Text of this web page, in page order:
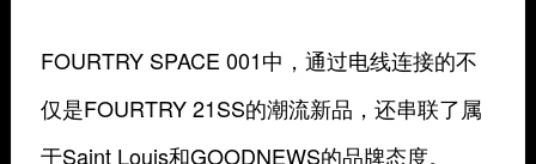
FOURTRY SPACE 001中，通过电线连接的不
仅是FOURTRY 21SS的潮流新品，还串联了属
于Saint Louis和GOODNEWS的品牌态度。